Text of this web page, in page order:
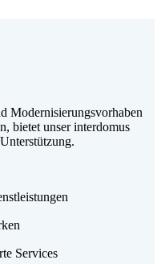
Modernisierungsvorhaben
bietet unser interdomus
Services